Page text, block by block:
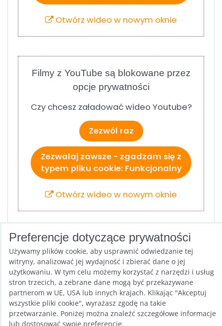
Otwórz wideo w nowym oknie
Filmy z YouTube są blokowane przez
opcje prywatności
Czy chcesz załadować wideo Youtube?
Zezwól raz
Zezwalaj zawsze - zgadzam się z
typem pliku cookie: Funkcjonalny
Otwórz wideo w nowym oknie
OBJEDNÁVEJTE ZDE, abyste si mohli zvolit
správnou velikost.
Poprzedni produkt
Preferencje dotyczące prywatności
Używamy plików cookie, aby usprawnić odwiedzanie tej
witryny, analizować jej wydajność i zbierać dane o jej
użytkowaniu. W tym celu możemy korzystać z narzędzi i usług
stron trzecich, a zebrane dane mogą być przekazywane
partnerom w UE, USA lub innych krajach. Klikając "Akceptuj
wszystkie pliki cookie", wyrażasz zgodę na takie
przetwarzanie. Poniżej można znaleźć szczegółowe informacje
lub dostosować swoje preferencje.